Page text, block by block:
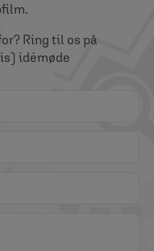
Ring til os på
idémøde